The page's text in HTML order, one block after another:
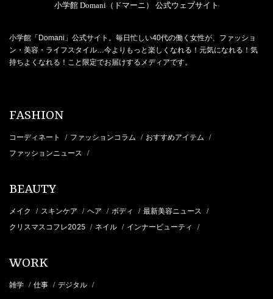
小学館 Domani（ドマーニ） 公式ウェブサイト
小学館「Domani」公式サイト。毎日忙しい40代の働く女性が、ファッショ
ン・美容・ライフスタイル…今よりもっと楽しくなれる！元気になれる！気
持ちよくなれる！こと限定でお届けするメディアです。
FASHION
コーディネート / ファッションコラム / おすすめアイテム /
ファッションニュース /
BEAUTY
メイク / スキンケア / ヘア / ボディ / 最新美容ニュース /
クリスマスコフレ2025 / ネイル / インナービューティ /
WORK
雑学 / 仕事 / デジタル /